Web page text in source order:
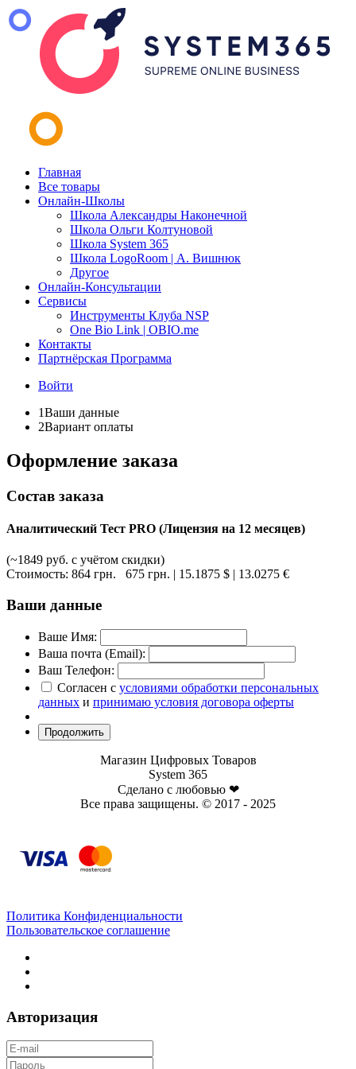
Главная
Все товары
Онлайн-Школы
Школа Александры Наконечной
Школа Ольги Колтуновой
Школа System 365
Школа LogoRoom | А. Вишнюк
Другое
Онлайн-Консультации
Сервисы
Инструменты Клуба NSP
One Bio Link | OBIO.me
Контакты
Партнёрская Программа
Войти
1Ваши данные
2Вариант оплаты
Оформление заказа
Состав заказа
Аналитический Тест PRO (Лицензия на 12 месяцев)
(~1849 руб. с учётом скидки)
Стоимость: 864 грн. 675 грн. | 15.1875 $ | 13.0275 €
Ваши данные
Ваше Имя:
Ваша почта (Email):
Ваш Телефон:
Согласен с условиями обработки персональных
данных и принимаю условия договора оферты
Магазин Цифровых Товаров
System 365
Сделано с любовью ❤
Все права защищены. © 2017 - 2025
Политика Конфиденциальности
Пользовательское соглашение
Авторизация